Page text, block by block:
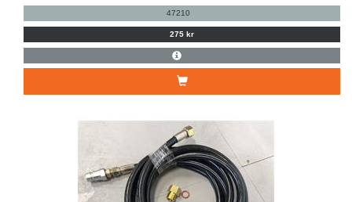
47210
275 kr